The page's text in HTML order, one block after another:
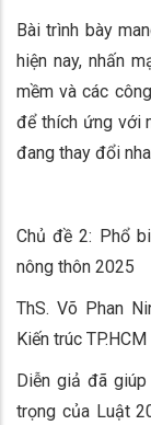
Bài trình bày
hiện nay, nhấn
mềm và các
để thích ứng với
đang thay đổi
Chủ đề 2: Phổ
nông thôn 2025
ThS. Võ Phan
Kiến trúc TP.HCM
Diễn giả đã
trọng của Luật